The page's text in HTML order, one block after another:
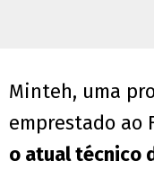
Minteh, uma
emprestado ao
o atual técnico